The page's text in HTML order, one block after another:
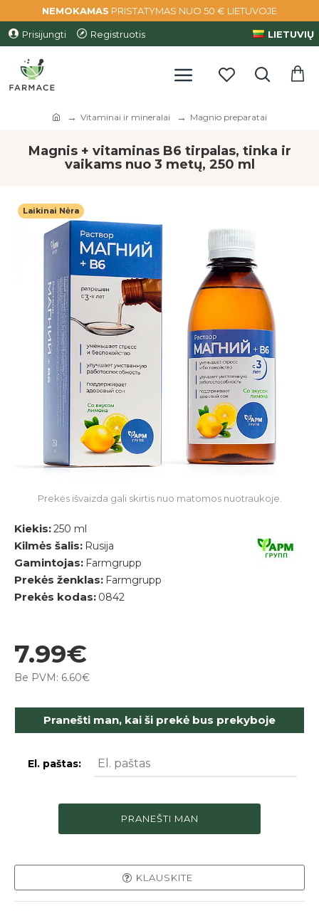
NEMOKAMAS PRISTATYMAS NUO 50 € LIETUVOJE
Prisijungti Registruotis LIETUVIŲ
Vitaminai ir mineralai Magnio preparatai
Magnis + vitaminas B6 tirpalas, tinka ir
vaikams nuo 3 metų, 250 ml
Laikinai Nėra
Prekės išvaizda gali skirtis nuo matomos nuotraukoje.
Kiekis:250 ml
Kilmės šalis: Rusija
Gamintojas: Farmgrupp
Prekės ženklas: Farmgrupp
Prekės kodas: 0842
7.99€
Be PVM: 6.60€
Pranešti man, kai ši prekė bus prekyboje
El. paštas:
PRANEŠTI MAN
KLAUSKITE